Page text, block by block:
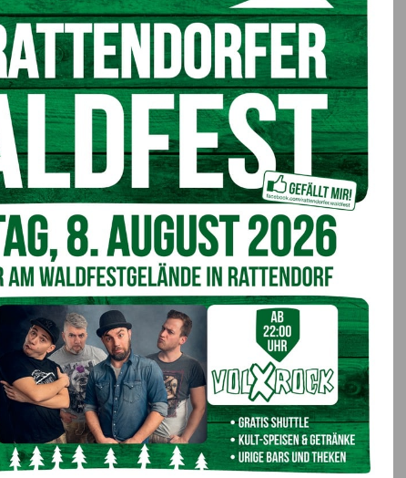
und dem Absolventen des Ausbildungslehrganges.
© LPD Kärnten/Wajand
und deren Familien. „Wir brauchen
und -pädagogen
Er würdigte diehohe Qualität der
Erfolg und Freude in ihrem Beruf:
wirklich stolz auf euch sein.“
Fachkräfte in der
in den Gruppen habe. „Wir haben nur
-tagesstätten arbeiten“, erklärte sie.
Wissen erwerben, das sie direkt in der